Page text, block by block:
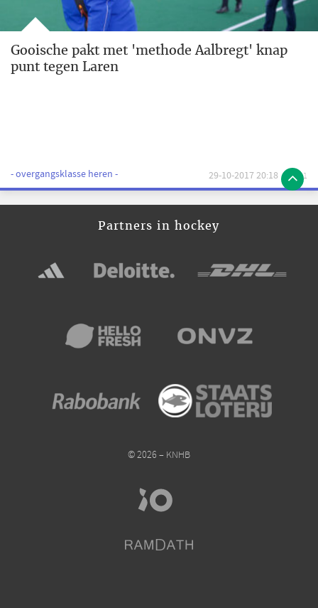
Gooische pakt met 'methode Aalbregt' knap
punt tegen Laren
- overgangsklasse heren - 29-10-2017 20:18 1
Partners in hockey
© 2026 – KNHB